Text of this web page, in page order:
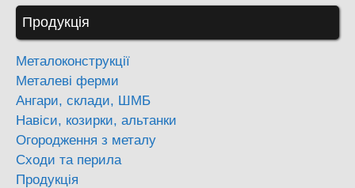
Продукція
Металоконструкції
Металеві ферми
Ангари, склади, ШМБ
Навіси, козирки, альтанки
Огородження з металу
Сходи та перила
Продукція